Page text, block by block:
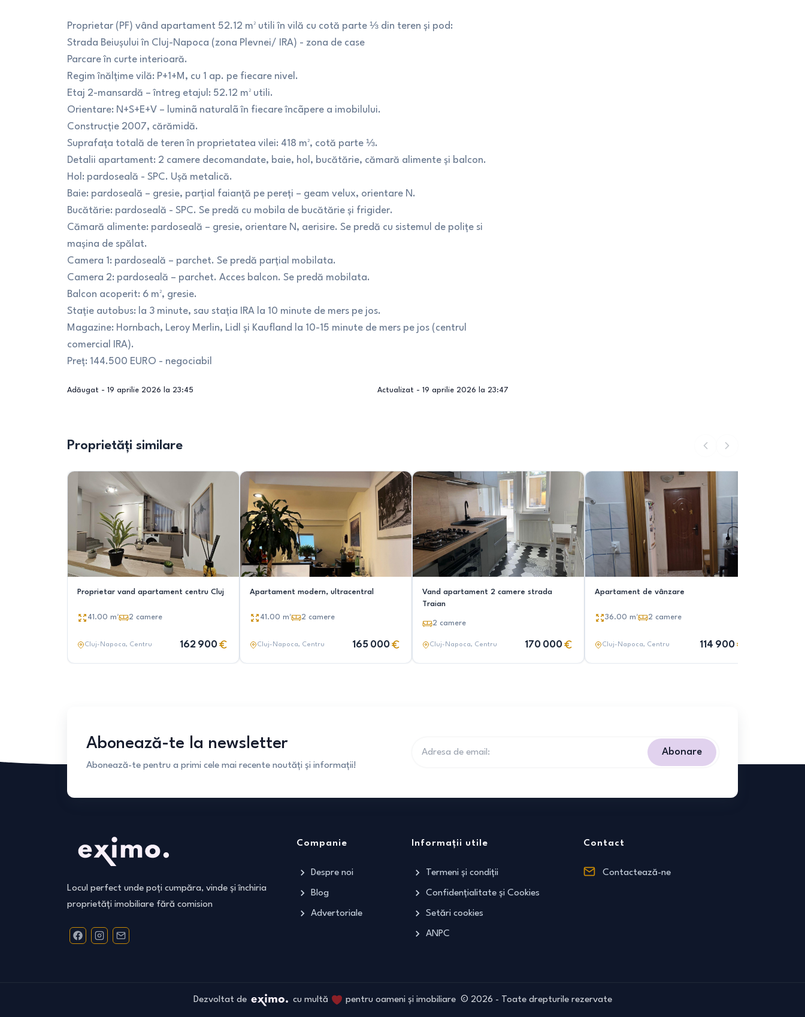
Proprietar (PF) vând apartament 52.12 m² utili în vilă cu cotă parte ⅓ din teren și pod:
Strada Beiușului în Cluj-Napoca (zona Plevnei/ IRA) - zona de case
Parcare în curte interioară.
Regim înălțime vilă: P+1+M, cu 1 ap. pe fiecare nivel.
Etaj 2-mansardă – întreg etajul: 52.12 m² utili.
Orientare: N+S+E+V – luminã naturalã în fiecare încãpere a imobilului.
Construcție 2007, cărămidă.
Suprafața totală de teren în proprietatea vilei: 418 m², cotă parte ⅓.
Detalii apartament: 2 camere decomandate, baie, hol, bucătărie, cămară alimente și balcon.
Hol: pardoseală - SPC. Ușă metalică.
Baie: pardoseală – gresie, parțial faianță pe pereți – geam velux, orientare N.
Bucătărie: pardoseală - SPC. Se predă cu mobila de bucătărie și frigider.
Cămară alimente: pardoseală – gresie, orientare N, aerisire. Se predă cu sistemul de polițe si
mașina de spălat.
Camera 1: pardoseală – parchet. Se predă parțial mobilata.
Camera 2: pardoseală – parchet. Acces balcon. Se predă mobilata.
Balcon acoperit: 6 m², gresie.
Stație autobus: la 3 minute, sau stația IRA la 10 minute de mers pe jos.
Magazine: Hornbach, Leroy Merlin, Lidl și Kaufland la 10-15 minute de mers pe jos (centrul
comercial IRA).
Preț: 144.500 EURO - negociabil
Adăugat - 19 aprilie 2026 la 23:45 Actualizat - 19 aprilie 2026 la 23:47
Proprietăți similare
Proprietar vand apartament centru Cluj
41.00 m² 2 camere
Cluj-Napoca, Centru 162 900
Apartament modern, ultracentral
41.00 m² 2 camere
Cluj-Napoca, Centru 165 000
Vand apartament 2 camere strada
Traian
2 camere
Cluj-Napoca, Centru 170 000
Apartament de vânzare
36.00 m² 2 camere
Cluj-Napoca, Centru 114 900
Abonează-te la newsletter
Abonează-te pentru a primi cele mai recente noutăți și informații!
Abonare
Locul perfect unde poți cumpăra, vinde și închiria
proprietăți imobiliare fără comision
Companie
Despre noi
Blog
Advertoriale
Informații utile
Termeni și condiții
Confidențialitate și Cookies
Setări cookies
ANPC
Contact
Contactează-ne
Dezvoltat de cu multă pentru oameni și imobiliare© 2026 - Toate drepturile rezervate